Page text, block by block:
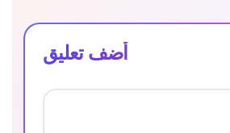
أضف تعليق